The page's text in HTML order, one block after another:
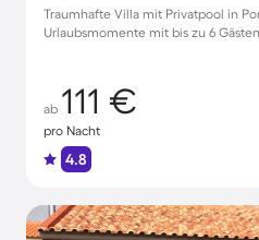
Traumhafte Villa mit Privatpool in
Urlaubsmomente mit bis zu 6
ab 111 €
pro Nacht
4.8